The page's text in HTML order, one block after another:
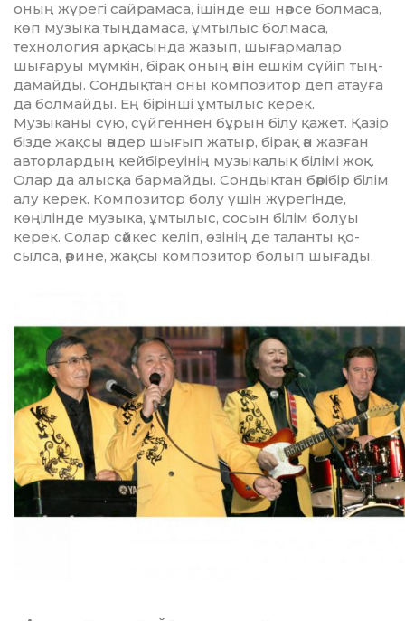
оның жүрегі сайрамаса, ішінде еш нәрсе болмаса,
көп музыка тыңдамаса, ұмтылыс болмаса,
технология арқасында жазып, шығармалар
шығаруы мүмкін, бірақ оның әнін ешкім сүйіп тың­
дамайды. Сон­дықтан оны композитор деп атауға
да болмайды. Ең бірінші ұмтылыс керек.
Музыканы сүю, сүйгеннен бұрын білу қажет. Қазір
бізде жақсы әндер шығып жатыр, бірақ ән жаз­ған
авторлардың кейбіреуінің му­зыкалық білімі жоқ.
Олар да алысқа бармайды. Сондықтан бәрібір білім
алу керек. Композитор болу үшін жү­ре­гінде,
көңілінде музыка, ұмтылыс, сосын білім болуы
керек. Солар сәй­кес келіп, өзі­нің де таланты қо­
сылса, әрине, жақ­сы композитор бо­лып шығады.